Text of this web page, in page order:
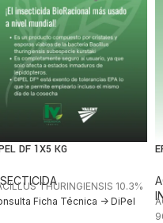
DF 1X5 KG
THURINGIENSIS 10.3%
Ficha Técnica -> DiPel